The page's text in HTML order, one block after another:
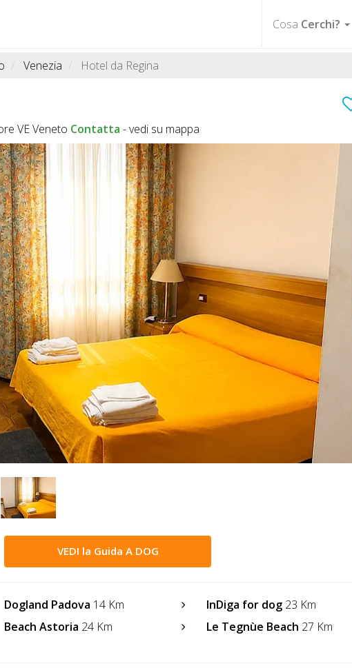
Cosa Cerchi?
Venezia Hotel da Regina
VE Veneto Contatta -vedi su mappa
VEDI la Guida A DOG
Dogland Padova 14 Km InDiga for dog23 Km
Beach Astoria 24 Km Le Tegnùe Beach 27 Km